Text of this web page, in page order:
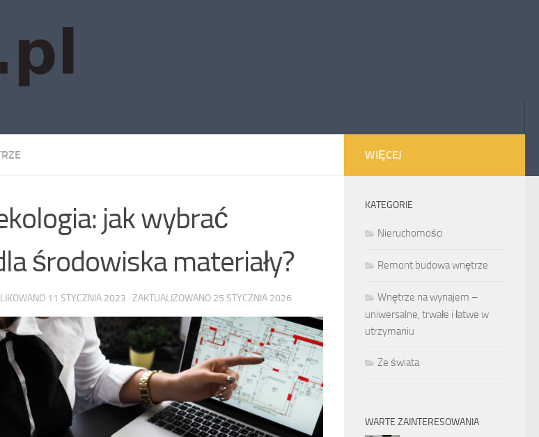
jak wybrać
środowiska materiały?
11 STYCZNIA 2023 · ZAKTUALIZOWANO 25 STYCZNIA 2026
WIĘCEJ
KATEGORIE
Nieruchomości
Remont budowa wnętrze
Wnętrze na wynajem –
uniwersalne, trwałe i łatwe w
utrzymaniu
Ze świata
WARTE ZAINTERESOWANIA